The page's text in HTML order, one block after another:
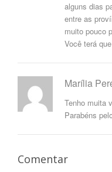
alguns dias
entre as
muito pouco
Você terá
Marília
Tenho muita
Parabéns
Comentar